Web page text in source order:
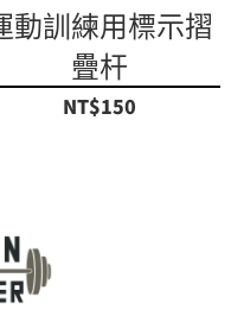
動訓練用標示摺
疊杆
NT$150